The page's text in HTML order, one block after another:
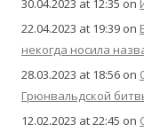
30.04.2023 at 12:35 on
22.04.2023 at 19:39 on
некогда носила
28.03.2023 at 18:56 on
Грюнвальдской
12.02.2023 at 22:45 on